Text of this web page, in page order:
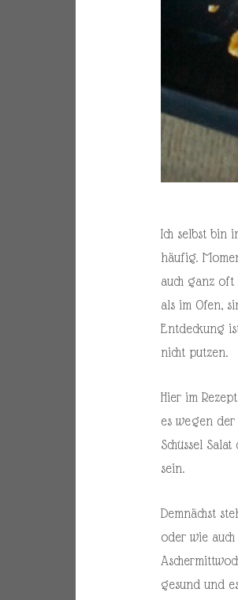
Ich selbst bin
häufig.
auch ganz oft
als im Ofen,
Entdeckung
nicht putzen.
Hier im
es wegen
Schüssel
sein.
Demnächst
oder wie
gesund und